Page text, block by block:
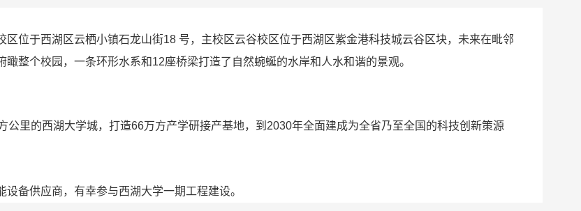
区位于西湖区云栖小镇石龙山街18 号，主校区云谷校区位于西湖区紫金港科技城云谷区块，未来在毗邻
瞰整个校园，一条环形水系和12座桥梁打造了自然蜿蜒的水岸和人水和谐的景观。
公里的西湖大学城，打造66万方产学研接产基地，到 2030年全面建成为全省乃至全国的科技创新策源
设备供应商，有幸参与西湖大学一期工程建设。